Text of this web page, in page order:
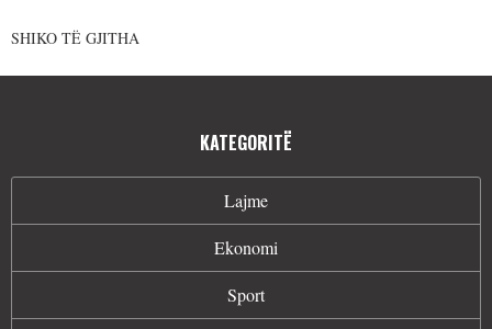
SHIKO TË GJITHA
KATEGORITË
Lajme
Ekonomi
Sport